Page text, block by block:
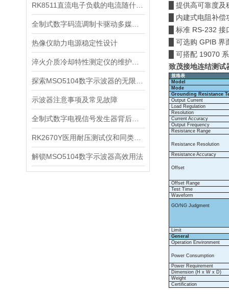
热像仪助力电源稳定性设计
示波器注意事项及常见故障
解锁MSO5104数字示波器高效用法
提供高可靠度及
内建式电阻补偿
标准 RS-232 接
可选购 GPIB 界
可搭配 19070
致茂接地连结测试
規格表
Model
Mode
Grounding Resistance
Output Current
Load Regulation
Resolution
Current Accuracy
Output Frequency
Resistance Range
Resistance Resolution
Resistance Accuracy
Offset
Offset Range
Test Time
Waveform
GO/NG Judgment
Limit
General
Operation Environment
Power Consumption
Power Requirement
Dimension (H x W x D)
Weight
Certification